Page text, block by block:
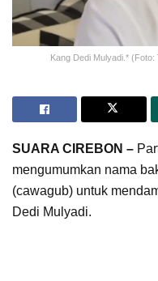
Kang Dedi Mulyadi.*
SUARA CIREBON –
mengumumkan nama
(cawagub) untuk
Dedi Mulyadi.